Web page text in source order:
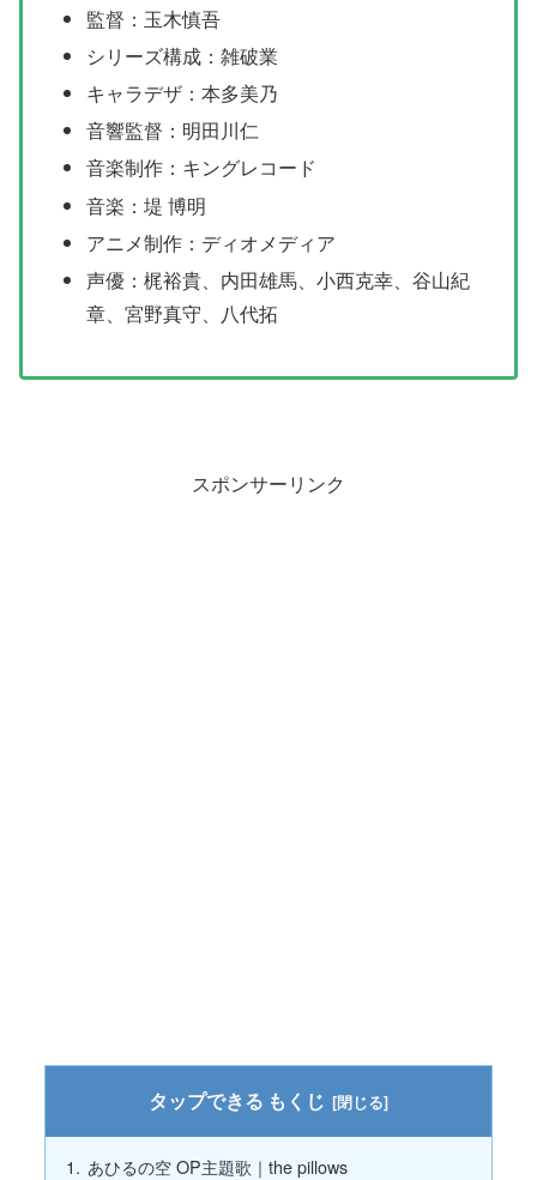
監督：玉木慎吾
シリーズ構成：雑破業
キャラデザ：本多美乃
音響監督：明田川仁
音楽制作：キングレコード
音楽：堤 博明
アニメ制作：ディオメディア
声優：梶裕貴、内田雄馬、小西克幸、谷山紀
章、宮野真守、八代拓
スポンサーリンク
もくじ
あひるの空 OP主題歌｜the pillows